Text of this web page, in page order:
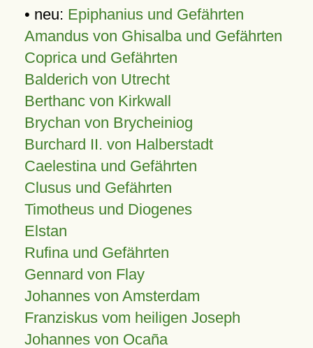
• neu: Epiphanius und Gefährten
Amandus von Ghisalba und Gefährten
Coprica und Gefährten
Balderich von Utrecht
Berthanc von Kirkwall
Brychan von Brycheiniog
Burchard II. von Halberstadt
Caelestina und Gefährten
Clusus und Gefährten
Timotheus und Diogenes
Elstan
Rufina und Gefährten
Gennard von Flay
Johannes von Amsterdam
Franziskus vom heiligen Joseph
Johannes von Ocaña